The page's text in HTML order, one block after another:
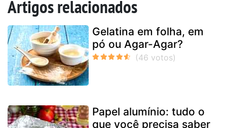
Artigos relacionados
Gelatina em folha, em
pó ou Agar-Agar?
Papel alumínio: tudo o
que você precisa saber